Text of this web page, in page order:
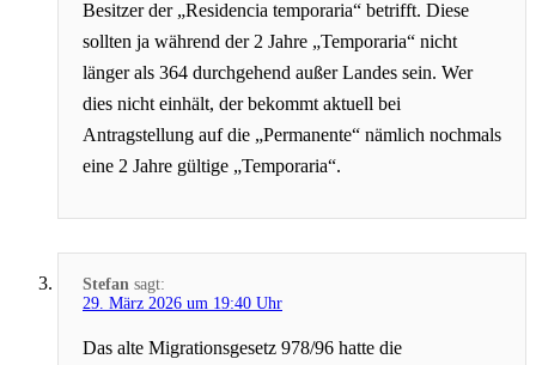
Besitzer der „Residencia temporaria“ betrifft. Diese
sollten ja während der 2 Jahre „Temporaria“ nicht
länger als 364 durchgehend außer Landes sein. Wer
dies nicht einhält, der bekommt aktuell bei
Antragstellung auf die „Permanente“ nämlich nochmals
eine 2 Jahre gültige „Temporaria“.
Stefan sagt:
29. März 2026 um 19:40 Uhr
Das alte Migrationsgesetz 978/96 hatte die